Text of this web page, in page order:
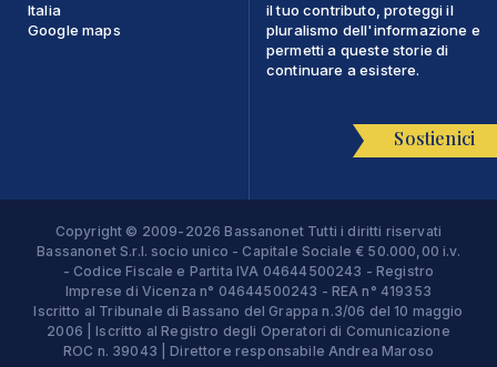
Italia
Google maps
il tuo contributo, proteggi il
pluralismo dell'informazione e
permetti a queste storie di
continuare a esistere.
Sostienici
Copyright © 2009-2026 Bassanonet Tutti i diritti riservati
Bassanonet S.r.l. socio unico - Capitale Sociale € 50.000,00 i.v.
- Codice Fiscale e Partita IVA 04644500243 - Registro
Imprese di Vicenza n° 04644500243 - REA n° 419353
Iscritto al Tribunale di Bassano del Grappa n.3/06 del 10 maggio
2006 | Iscritto al Registro degli Operatori di Comunicazione
ROC n. 39043 | Direttore responsabile Andrea Maroso